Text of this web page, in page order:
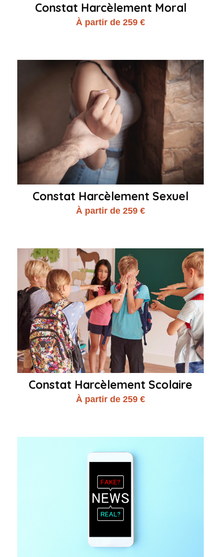
Constat Harcèlement Moral
À partir de 259 €
Constat Harcèlement Sexuel
À partir de 259 €
Constat Harcèlement Scolaire
À partir de 259 €